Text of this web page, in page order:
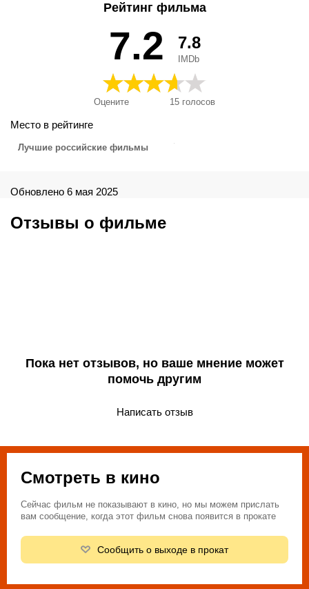
Рейтинг фильма
7.2
Оцените 15 голосов
7.8
IMDb
Место в рейтинге
Лучшие российские фильмы
Обновлено 6 мая 2025
Отзывы о фильме
Пока нет отзывов, но ваше мнение может
помочь другим
Написать отзыв
Смотреть в кино
Сейчас фильм не показывают в кино, но мы можем прислать
вам сообщение, когда этот фильм снова появится в прокате
Сообщить о выходе в прокат